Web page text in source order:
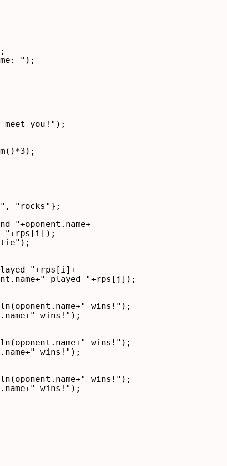
");
meet you!");
"rocks"};
"+oponent.name+
"+rps[i]);
"+rps[i]+
played "+rps[j]);
wins!");
wins!");
wins!");
wins!");
wins!");
wins!");